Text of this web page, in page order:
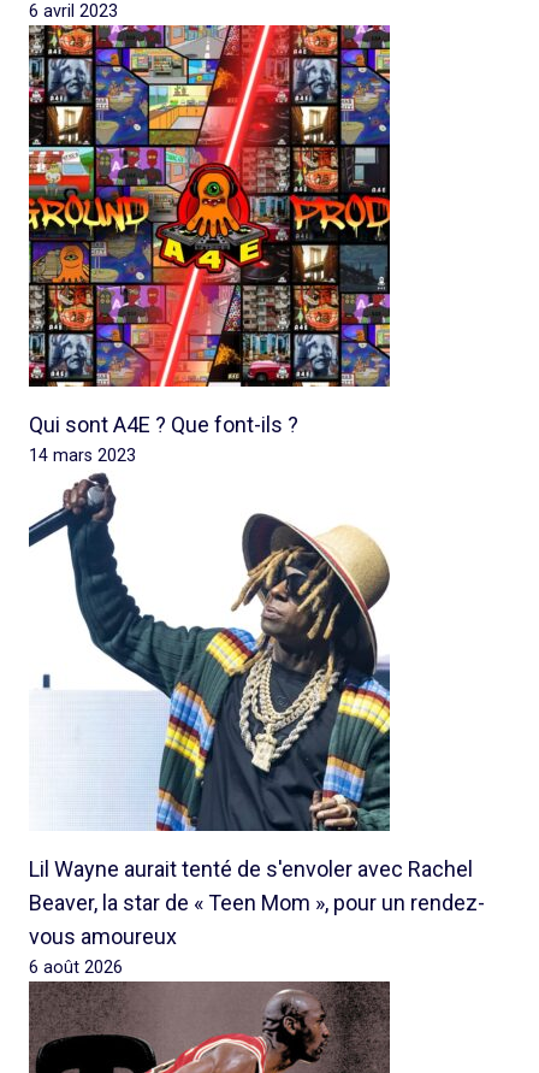
6 avril 2023
Qui sont A4E ? Que font-ils ?
14 mars 2023
Lil Wayne aurait tenté de s'envoler avec Rachel
Beaver, la star de « Teen Mom », pour un rendez-
vous amoureux
6 août 2026